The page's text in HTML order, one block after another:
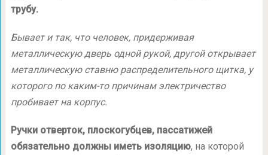
трубу.
Бывает и так, что человек, придерживая
металлическую дверь одной рукой, другой открывает
металлическую ставню распределительного щитка, у
которого по каким-то причинам электричество
пробивает на корпус.
Ручки отверток, плоскогубцев, пассатижей
обязательно должны иметь изоляцию, на которой